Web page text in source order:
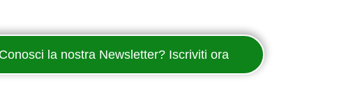
Conosci la nostra Newsletter? Iscriviti ora